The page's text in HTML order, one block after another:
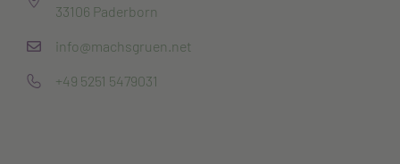
33106 Paderborn
info@machsgruen.net
+49 5251 5479031